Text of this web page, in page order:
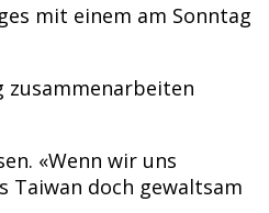
mit einem am Sonntag
zusammenarbeiten
«Wenn wir uns
Taiwan doch gewaltsam